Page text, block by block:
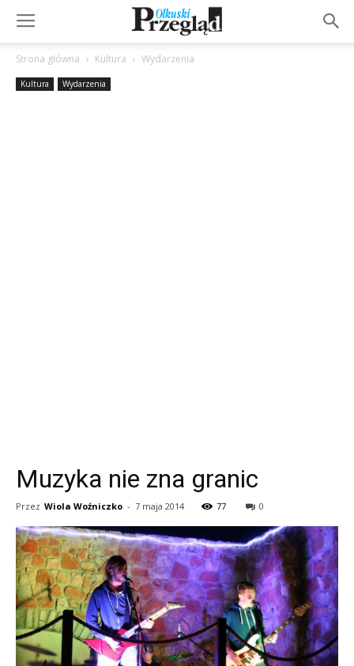
Strona główna Kultura Wydarzenia
Kultura Wydarzenia
Muzyka nie zna granic
Przez Wiola Woźniczko - 7 maja 2014 77 0